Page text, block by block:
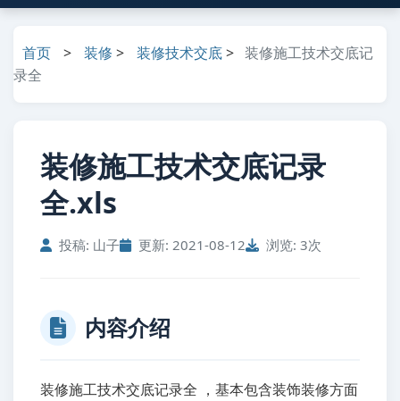
首页 > 装修 > 装修技术交底> 装修施工技术交底记
录全
装修施工技术交底记录
全.xls
投稿: 山子 更新: 2021-08-12 浏览: 3次
内容介绍
装修施工技术交底记录全 ，基本包含装饰装修方面